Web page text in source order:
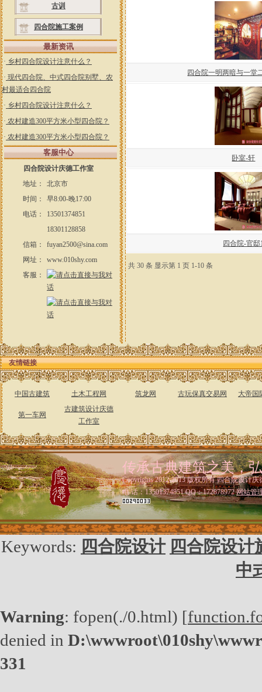
古训
四合院施工案例
最新资讯
· 乡村四合院设计注意什么？
· 现代四合院、中式四合院别墅、农
村最适合四合院
· 乡村四合院设计注意什么？
· 农村建造300平方米小型四合院？
· 农村建造300平方米小型四合院？
客服中心
四合院设计庆德工作室
地址：
北京市
时间：
早8:00-晚17:00
电话：
13501374851
18301128858
信箱：
fuyan2500@sina.com
网址：
www.010shy.com
客服：
四合院一明两暗与一堂
卧室-轩
四合院-官邸
共 30 条 显示第 1 页 1-10 条
友情链接
中国古建筑 土木工程网 筑龙网 古玩保真交易网 大帝国
第一车网
古建筑设计庆德
工作室
传承古典建筑之美，
Copyrights 2012-2013 版权所有 四合院设计
电 话：13501374851 QQ：172878972网站管
Keywords: 四合院设计 四合院设计
中
Warning: fopen(./0.html) [
denied in
331